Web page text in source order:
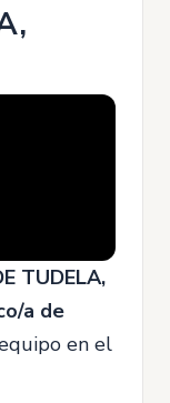
TUDELA,
a de
en el